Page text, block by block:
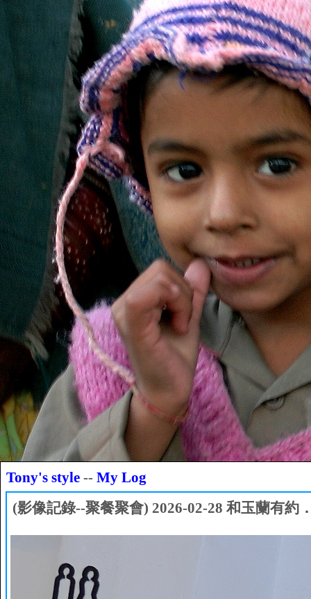
Tony's style -- My Log
(影像記錄--聚餐聚會) 2026-02-28 和玉蘭有約